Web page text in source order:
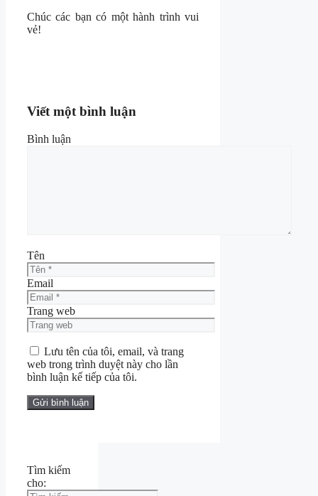
Chúc các bạn có một hành trình vui
vẻ!
Viết một bình luận
Bình luận
Tên
Email
Trang web
Lưu tên của tôi, email, và trang
web trong trình duyệt này cho lần
bình luận kế tiếp của tôi.
Tìm kiếm
cho: